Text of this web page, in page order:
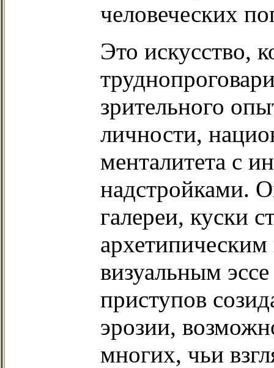
человеческих
Это искусство,
зрительного
личности,
менталитета с
надстройками.
галереи, куски
визуальным
приступов
эрозии,
многих, чьи